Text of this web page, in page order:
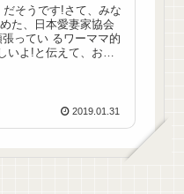
そうです!さて、みな
た、日本愛妻家協会
ってい るワーママ的
よ!と伝えて、お花
2019.01.31